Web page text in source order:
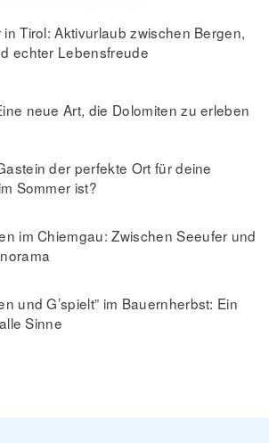
in Tirol: Aktivurlaub zwischen Bergen,
echter Lebensfreude
neue Art, die Dolomiten zu erleben
der perfekte Ort für deine
Sommer ist?
im Chiemgau: Zwischen Seeufer und
und G’spielt” im Bauernherbst: Ein
Sinne